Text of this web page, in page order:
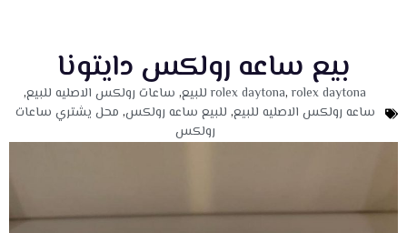
بيع ساعه رولكس دايتونا
rolex daytona, rolex daytona للبيع , ساعات رولكس الاصليه للبيع,
ساعه رولكس الاصليه للبيع, للبيع ساعه رولكس, محل يشتري ساعات
رولكس